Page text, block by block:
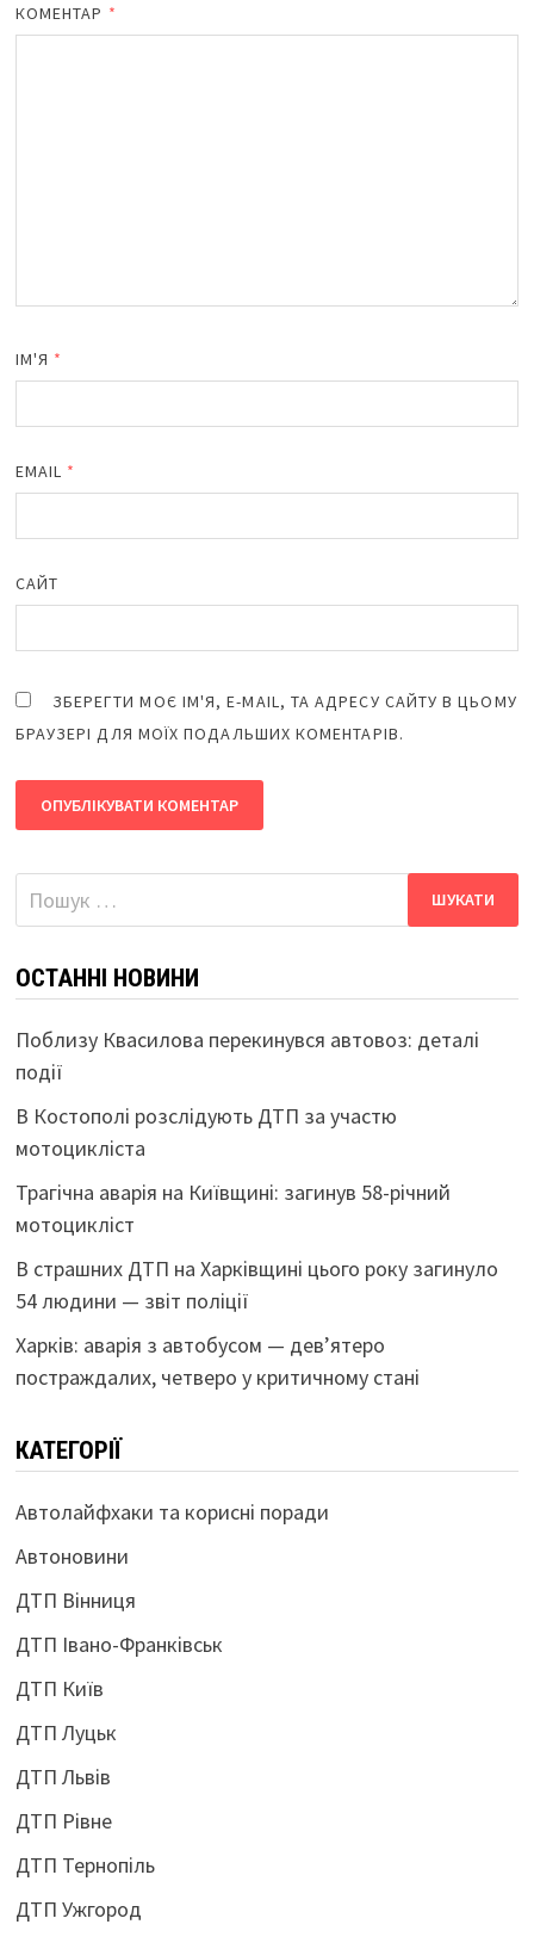
КОМЕНТАР *
ІМ'Я *
EMAIL *
САЙТ
ЗБЕРЕГТИ МОЄ ІМ'Я, E-MAIL, ТА АДРЕСУ САЙТУ В ЦЬОМУ
БРАУЗЕРІ ДЛЯ МОЇХ ПОДАЛЬШИХ КОМЕНТАРІВ.
Пошук:
ОСТАННІ НОВИНИ
Поблизу Квасилова перекинувся автовоз: деталі
події
В Костополі розслідують ДТП за участю
мотоцикліста
Трагічна аварія на Київщині: загинув 58-річний
мотоцикліст
В страшних ДТП на Харківщині цього року загинуло
54 людини — звіт поліції
Харків: аварія з автобусом — дев’ятеро
постраждалих, четверо у критичному стані
КАТЕГОРІЇ
Автолайфхаки та корисні поради
Автоновини
ДТП Вінниця
ДТП Івано-Франківськ
ДТП Київ
ДТП Луцьк
ДТП Львів
ДТП Рівне
ДТП Тернопіль
ДТП Ужгород